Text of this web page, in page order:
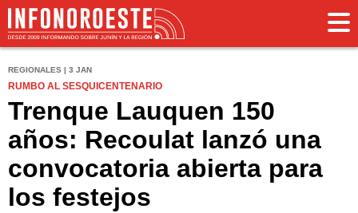
REGIONALES | 3 JAN
RUMBO AL SESQUICENTENARIO
Trenque Lauquen 150
años: Recoulat lanzó una
convocatoria abierta para
los festejos